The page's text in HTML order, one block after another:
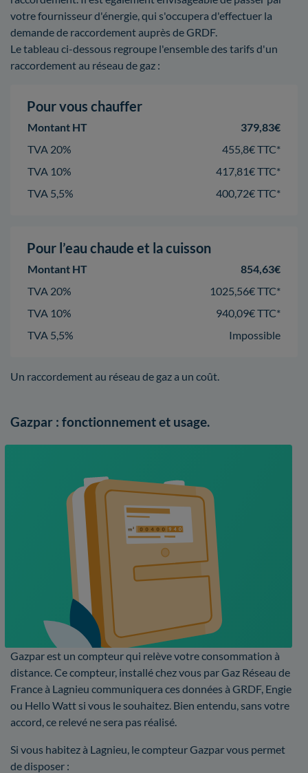
votre fournisseur d'énergie, qui s'occupera d'effectuer la
demande de raccordement auprès de GRDF.
Le tableau ci-dessous regroupe l'ensemble des tarifs d'un
raccordement au réseau de gaz :
Pour vous chauffer
Montant HT
379,83€
TVA 20%
455,8€ TTC*
TVA 10%
417,81€ TTC*
TVA 5,5%
400,72€ TTC*
Pour l’eau chaude et la cuisson
Montant HT
854,63€
TVA 20%
1025,56€ TTC*
TVA 10%
940,09€ TTC*
TVA 5,5%
Impossible
Un raccordement au réseau de gaz a un coût.
Gazpar : fonctionnement et usage.
Gazpar est un compteur qui relève votre consommation à
distance. Ce compteur, installé chez vous par Gaz Réseau de
France à Lagnieu communiquera ces données à GRDF, Engie
ou Hello Watt si vous le souhaitez. Bien entendu, sans votre
accord, ce relevé ne sera pas réalisé.
Si vous habitez à Lagnieu, le compteur Gazpar vous permet
de disposer :